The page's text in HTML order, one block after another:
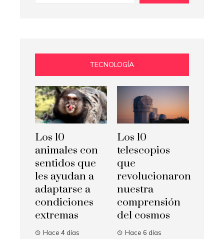
TECNOLOGÍA
Los 10
animales con
sentidos que
les ayudan a
adaptarse a
condiciones
extremas
Hace 4 días
Los 10
telescopios
que
revolucionaron
nuestra
comprensión
del cosmos
Hace 6 días